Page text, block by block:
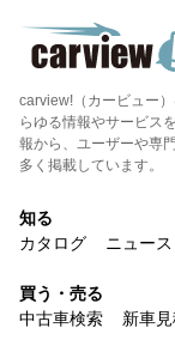
carview!（カービュー
らゆる情報やサービス
報から、ユーザーや専
多く掲載しています。
知る
カタログ
ニュース
買う・売る
中古車検索
新車見